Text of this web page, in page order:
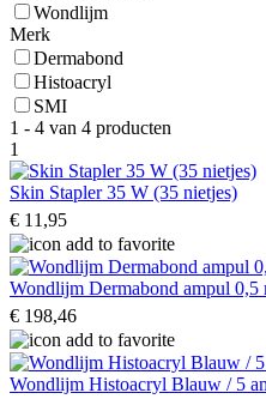
Wondlijm
Merk
Dermabond
Histoacryl
SMI
1 - 4 van 4 producten
1
Skin Stapler 35 W (35 nietjes)
€ 11,95
Wondlijm Dermabond ampul 0,5
€ 198,46
Wondlijm Histoacryl Blauw / 5